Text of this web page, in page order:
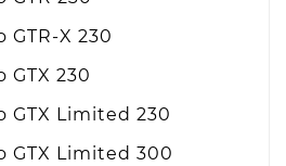
GTR-X 230
GTX 230
GTX Limited 230
GTX Limited 300